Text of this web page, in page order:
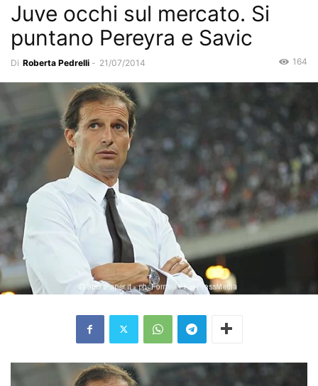
Juve occhi sul mercato. Si
puntano Pereyra e Savic
Di Roberta Pedrelli - 21/07/2014 164